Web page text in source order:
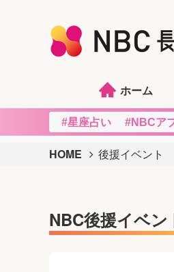
ホーム
#星座占い #NBCア
HOME 後援イベント
NBC後援イベン